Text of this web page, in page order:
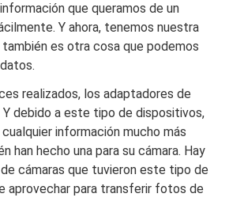
que queramos de un
Y ahora, tenemos nuestra
también es otra cosa que podemos
realizados, los adaptadores de
Y debido a este tipo de dispositivos,
información mucho más
han hecho una para su cámara. Hay
cámaras que tuvieron este tipo de
aprovechar para transferir fotos de